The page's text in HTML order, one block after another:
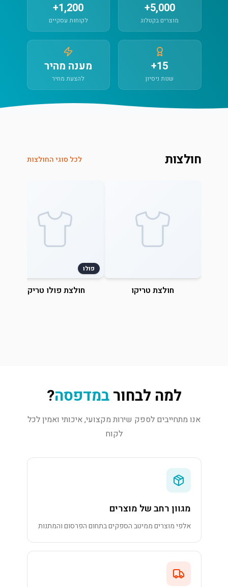
5,000+
מוצרים בקטלוג
1,200+
לקוחות עסקיים
15+
שנות ניסיון
מענה מהיר
להצעת מחיר
חולצות לכל סוגי החולצות
חולצת טריקו
פולו
חולצת פולו טריקו
למה לבחורבמדפסה?
אנו מתחייבים לספק שירות מקצועי, איכותי ואמין לכל
לקוח
מגוון רחב של מוצרים
אלפי מוצרים ממיטב הספקים בתחום הפרסום והמתנות